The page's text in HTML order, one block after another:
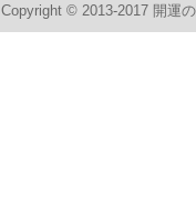
Copyright © 2013-2017 開運